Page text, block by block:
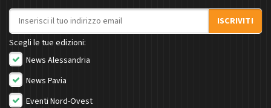
Indirizzo email
ISCRIVITI
Scegli le tue edizioni:
News Alessandria
News Pavia
Eventi Nord-Ovest